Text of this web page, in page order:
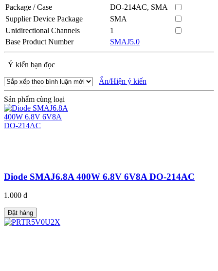
Package / Case
DO-214AC, SMA
Supplier Device Package
SMA
Unidirectional Channels
1
Base Product Number
SMAJ5.0
Ý kiến bạn đọc
Ẩn/Hiện ý kiến
Sản phẩm cùng loại
Diode SMAJ6.8A 400W 6.8V 6V8A DO-214AC
1.000 đ
Đặt hàng